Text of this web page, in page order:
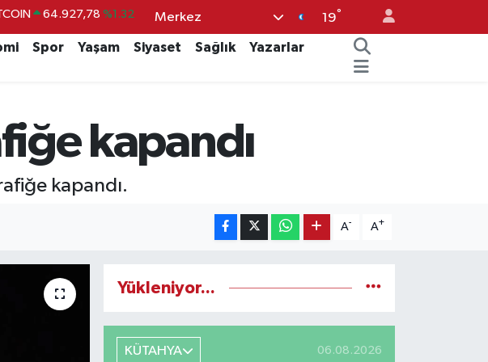
DOLAR 47,5894 %0.08
EURO 55,0398 %-0.02
BİST100 13.703 %11
64.927,78
Merkez 19°
Spor Yaşam Siyaset Sağlık
Yazarlar
kapandı
kapandı.
A- A+
Yükleniyor...
KÜTAHYA 06.08.2026